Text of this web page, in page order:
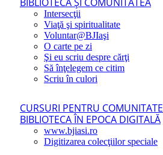
Intersecţii
Viaţă şi spiritualitate
Voluntar@BJIaşi
O carte pe zi
Şi eu scriu despre cărţi
Să înţelegem ce citim
Scriu în culori
CURSURI PENTRU COMUNITATE
BIBLIOTECA ÎN EPOCA DIGITALĂ
www.bjiasi.ro
Digitizarea colecţiilor speciale